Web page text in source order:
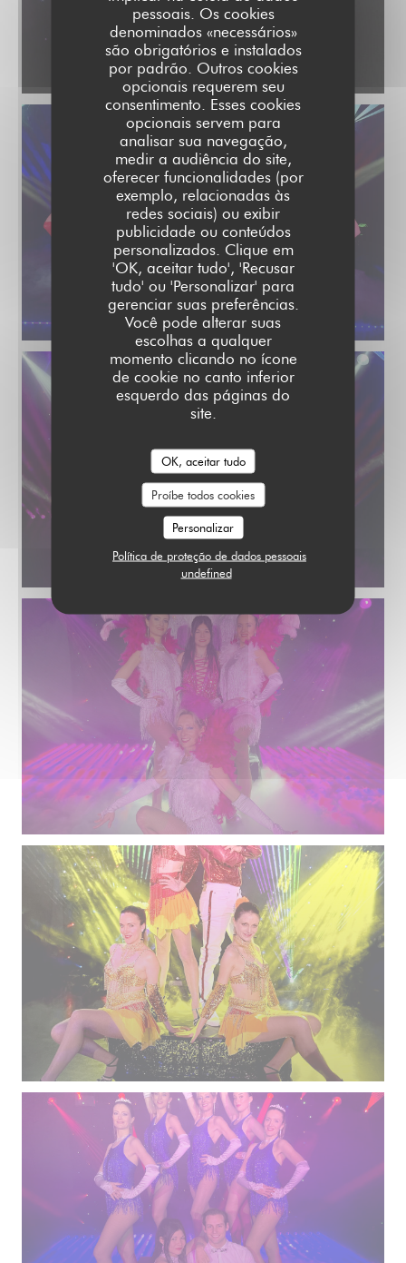
pessoais. Os cookies
denominados «necessários»
são obrigatórios e instalados
por padrão. Outros cookies
opcionais requerem seu
consentimento. Esses cookies
opcionais servem para
analisar sua navegação,
medir a audiência do site,
oferecer funcionalidades (por
exemplo, relacionadas às
redes sociais) ou exibir
publicidade ou conteúdos
personalizados. Clique em
'OK, aceitar tudo', 'Recusar
tudo' ou 'Personalizar' para
gerenciar suas preferências.
Você pode alterar suas
escolhas a qualquer
momento clicando no ícone
de cookie no canto inferior
esquerdo das páginas do
site.
OK, aceitar tudo
Proíbe todos cookies
Personalizar
Política de proteção de dados pessoais
undefined